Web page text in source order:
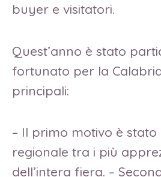
buyer e visitatori.
Quest’anno è stato
fortunato per la
principali:
– Il primo motivo è stato
regionale tra i più
dell’intera fiera. –